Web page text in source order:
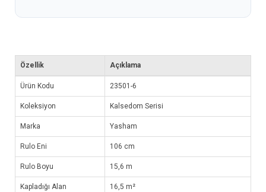
Özellik Açıklama
Ürün Kodu 23501-6
Koleksiyon Kalsedom Serisi
Marka Yasham
Rulo Eni 106 cm
Rulo Boyu 15,6 m
Kapladığı Alan 16,5 m²